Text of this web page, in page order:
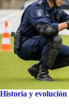
Historia y evolución